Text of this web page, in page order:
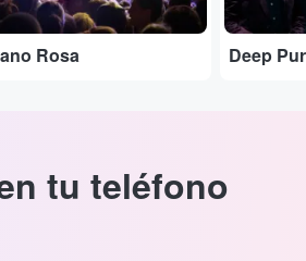
Rosa Deep
tu teléfono